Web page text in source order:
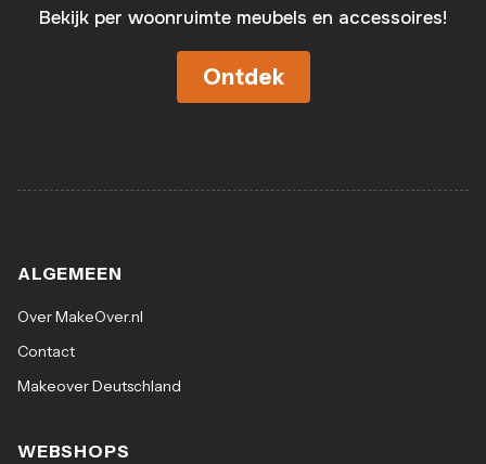
Bekijk per woonruimte meubels en accessoires!
Ontdek
ALGEMEEN
Over MakeOver.nl
Contact
Makeover Deutschland
WEBSHOPS